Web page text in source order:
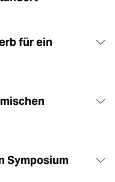
für ein
Symposium